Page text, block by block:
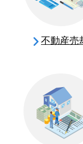
不動産売